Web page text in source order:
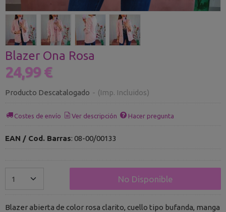
Blazer Ona Rosa
24,99 €
Producto Descatalogado - (Imp. Incluidos)
Costes de envío Ver descripción Hacer pregunta
EAN / Cod. Barras: 08-00/00133
No Disponible
Blazer abierta de color rosa clarito, cuello tipo bufanda, manga